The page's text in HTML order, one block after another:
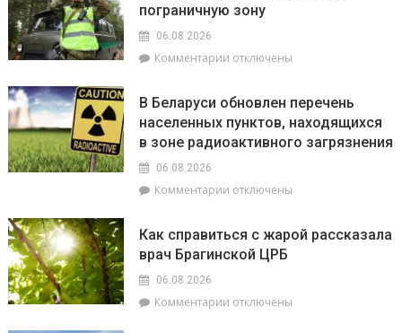
пограничную зону
06.08.2026
Комментарии к
Беларуси
упростили
въезд
зону
отключены
В Беларуси обновлен перечень
населенных пунктов, находящихся
в зоне радиоактивного загрязнения
06.08.2026
Комментарии к
Беларуси
обновлен
пунктов,
отключены
Как справиться с жарой рассказала
врач Брагинской ЦРБ
06.08.2026
Комментарии котключены